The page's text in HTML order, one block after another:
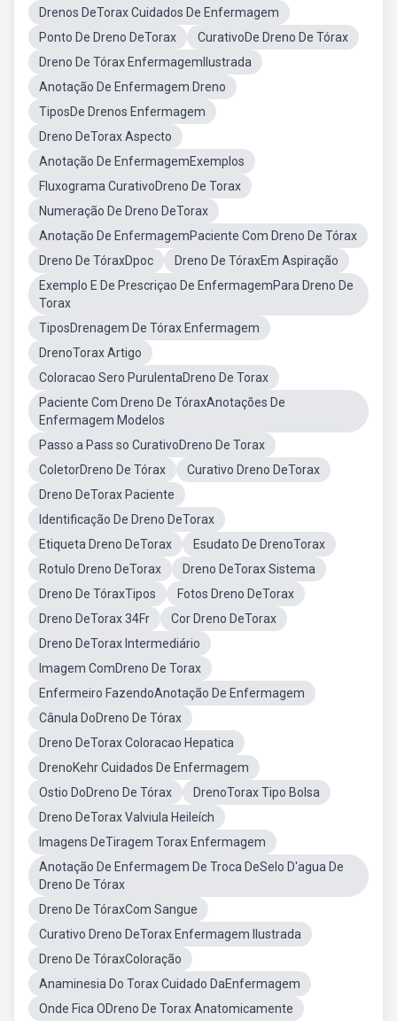
Drenos DeTorax Cuidados De Enfermagem
Ponto De Dreno DeTorax
CurativoDe Dreno De Tórax
Dreno De Tórax EnfermagemIlustrada
Anotação De Enfermagem Dreno
TiposDe Drenos Enfermagem
Dreno DeTorax Aspecto
Anotação De EnfermagemExemplos
Fluxograma CurativoDreno De Torax
Numeração De Dreno DeTorax
Anotação De EnfermagemPaciente Com Dreno De Tórax
Dreno De TóraxDpoc
Dreno De TóraxEm Aspiração
Exemplo E De Prescriçao De EnfermagemPara Dreno De
Torax
TiposDrenagem De Tórax Enfermagem
DrenoTorax Artigo
Coloracao Sero PurulentaDreno De Torax
Paciente Com Dreno De TóraxAnotações De
Enfermagem Modelos
Passo a Pass so CurativoDreno De Torax
ColetorDreno De Tórax
Curativo Dreno DeTorax
Dreno DeTorax Paciente
Identificação De Dreno DeTorax
Etiqueta Dreno DeTorax
Esudato De DrenoTorax
Rotulo Dreno DeTorax
Dreno DeTorax Sistema
Dreno De TóraxTipos
Fotos Dreno DeTorax
Dreno DeTorax 34Fr
Cor Dreno DeTorax
Dreno DeTorax Intermediário
Imagem ComDreno De Torax
Enfermeiro FazendoAnotação De Enfermagem
Cânula DoDreno De Tórax
Dreno DeTorax Coloracao Hepatica
DrenoKehr Cuidados De Enfermagem
Ostio DoDreno De Tórax
DrenoTorax Tipo Bolsa
Dreno DeTorax Valviula Heileích
Imagens DeTiragem Torax Enfermagem
Anotação De Enfermagem De Troca DeSelo D'agua De
Dreno De Tórax
Dreno De TóraxCom Sangue
Curativo Dreno DeTorax Enfermagem Ilustrada
Dreno De TóraxColoração
Anaminesia Do Torax Cuidado DaEnfermagem
Onde Fica ODreno De Torax Anatomicamente